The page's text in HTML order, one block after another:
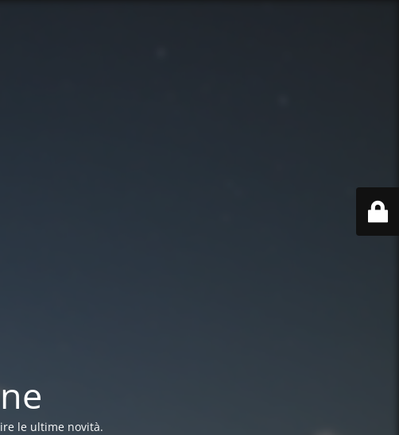
le ultime novità.